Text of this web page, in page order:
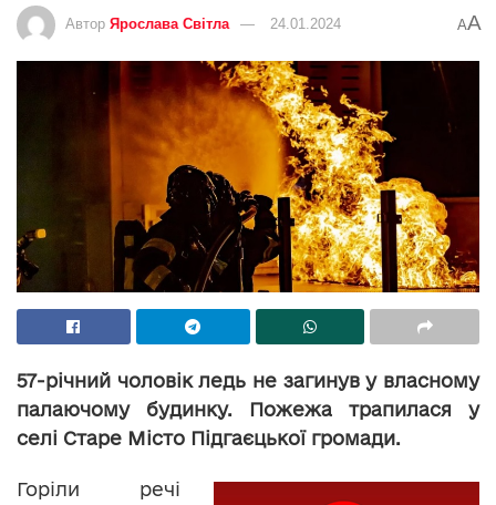
Автор Ярослава Світла 24.01.2024 AA
57-річний чоловік ледь не загинув у власному
палаючому будинку. Пожежа трапилася у
селі Старе Місто Підгаєцької громади.
Горіли речі